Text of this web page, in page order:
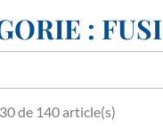
:
de 140 article(s)